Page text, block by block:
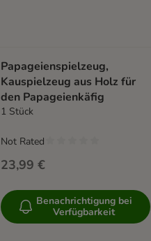
Papageienspielzeug,
Kauspielzeug aus Holz für
den Papageienkäfig
1 Stück
23,99 €
Not Rated
Benachrichtigung bei
Verfügbarkeit